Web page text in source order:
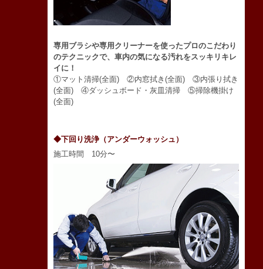
専用ブラシや専用クリーナーを使ったプロのこだわり
のテクニックで、車内の気になる汚れをスッキリキレ
イに！
①マット清掃(全面) ②内窓拭き(全面) ③内張り拭き
(全面) ④ダッシュボード・灰皿清掃 ⑤掃除機掛け
(全面)
◆下回り洗浄（アンダーウォッシュ）
施工時間 10分〜